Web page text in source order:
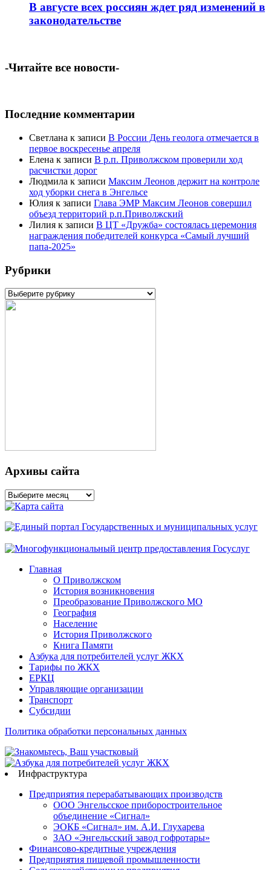
В августе всех россиян ждет ряд изменений в
законодательстве
-Читайте все новости-
Последние комментарии
Светлана к записи В России День геолога отмечается в
первое воскресенье апреля
Елена к записи В р.п. Приволжском проверили ход
расчистки дорог
Людмила к записи Максим Леонов держит на контроле
ход уборки снега в Энгельсе
Юлия к записи Глава ЭМР Максим Леонов совершил
объезд территорий р.п.Приволжский
Лилия к записи В ЦТ «Дружба» состоялась церемония
награждения победителей конкурса «Самый лучший
папа-2025»
Рубрики
Рубрики
Архивы сайта
Архивы
сайта
Главная
О Приволжском
История возникновения
Преобразование Приволжского МО
География
Население
История Приволжского
Книга Памяти
Азбука для потребителей услуг ЖКХ
Тарифы по ЖКХ
ЕРКЦ
Управляющие организации
Транспорт
Субсидии
Политика обработки персональных данных
Инфраструктура
Предприятия перерабатывающих производств
ООО Энгельсское приборостроительное
объединение «Сигнал»
ЭОКБ «Сигнал» им. А.И. Глухарева
ЗАО «Энгельсский завод гофротары»
Финансово-кредитные учреждения
Предприятия пищевой промышленности